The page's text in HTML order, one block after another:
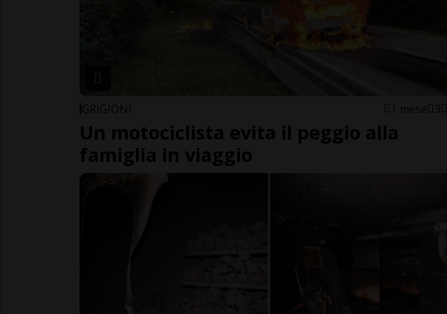
GRIGIONI 1 mese 3
Un motociclista evita il peggio alla
famiglia in viaggio